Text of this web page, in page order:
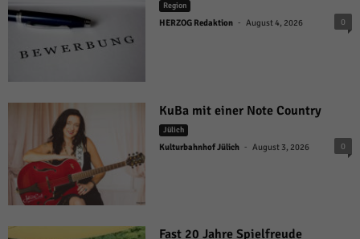
Region
HERZOG Redaktion - August 4, 2026 0
KuBa mit einer Note Country
Jülich
Kulturbahnhof Jülich - August 3, 2026 0
Fast 20 Jahre Spielfreude